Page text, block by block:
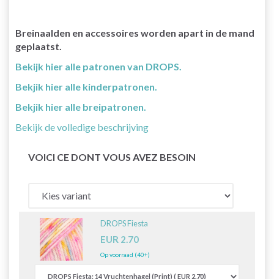
Breinaalden en accessoires worden apart in de mand
geplaatst.
Bekijk hier alle patronen van DROPS.
Bekjik hier alle kinderpatronen.
Bekjik hier alle breipatronen.
Bekijk de volledige beschrijving
VOICI CE DONT VOUS AVEZ BESOIN
DROPS Fiesta
EUR 2.70
Op voorraad (40+)